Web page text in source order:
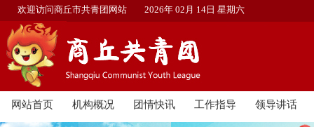
欢迎访问商丘市共青团网站 2026年 02月 14日 星期六
网站首页 机构概况 团情快讯 工作指导 领导讲话